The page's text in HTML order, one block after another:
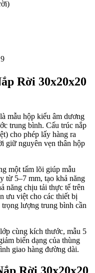
Rời 30x20x20
mẫu hộp kiểu âm dương
trung bình. Cấu trúc nắp
cho phép lấy hàng ra
giữ nguyên vẹn thân hộp
một tấm lõi giúp mẫu
từ 5–7 mm, tạo khả năng
năng chịu tải thực tế trên
ưu việt cho các thiết bị
lượng trung bình cần
cùng kích thước, mẫu 5
biến dạng của thùng
giao hàng đường dài.
Rời 30x20x20